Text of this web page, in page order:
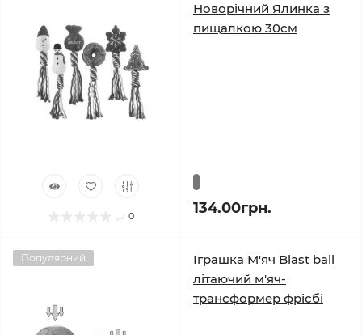
0
Новорічний Ялинка з
пищалкою 30см
134.00грн.
Популярний
Іграшка М'яч Blast ball
літаючий м'яч-
трансформер фрісбі